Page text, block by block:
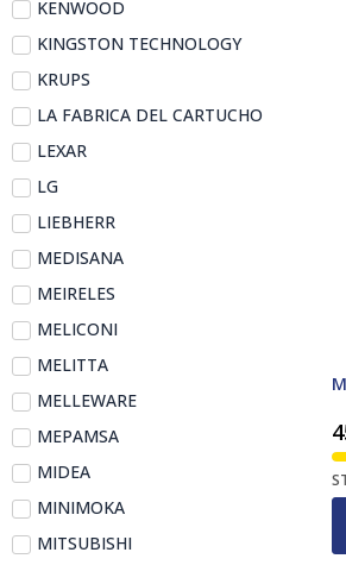
KENWOOD
KINGSTON TECHNOLOGY
KRUPS
LA FABRICA DEL CARTUCHO
LEXAR
LG
LIEBHERR
MEDISANA
MEIRELES
MELICONI
MELITTA
MELLEWARE
MEPAMSA
MIDEA
MINIMOKA
MITSUBISHI